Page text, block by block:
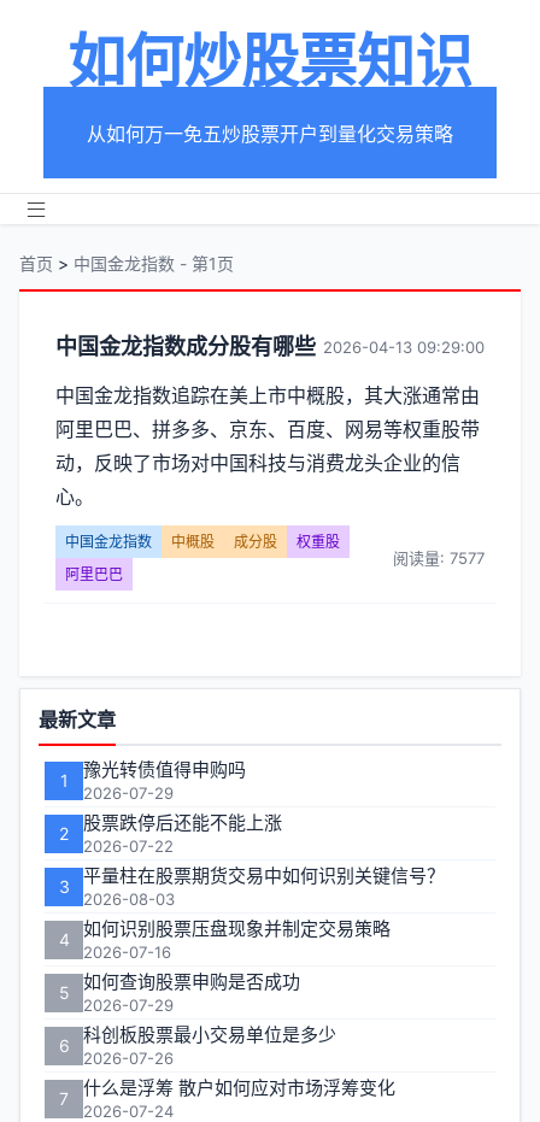
如何炒股票知识
从如何万一免五炒股票开户到量化交易策略
首页 > 中国金龙指数 - 第1页
分
类
【中
国
金
龙
数】
文
章
列
表
-
第
页
中国金龙指数成分股有哪些 2026-04-13 09:29:00
中国金龙指数追踪在美上市中概股，其大涨通常由
阿里巴巴、拼多多、京东、百度、网易等权重股带
动，反映了市场对中国科技与消费龙头企业的信
心。
中国金龙指数 中概股 成分股
权重股
阿里巴巴
阅读量: 7577
功
能
区
最新文章
1 豫光转债值得申购吗
2026-07-29
2 股票跌停后还能不能上涨
2026-07-22
3 平量柱在股票期货交易中如何识别关键信号？
2026-08-03
4 如何识别股票压盘现象并制定交易策略
2026-07-16
5 如何查询股票申购是否成功
2026-07-29
6 科创板股票最小交易单位是多少
2026-07-26
7 什么是浮筹 散户如何应对市场浮筹变化
2026-07-24